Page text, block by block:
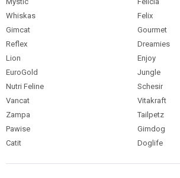
Whiskas
Felix
Gimcat
Gourmet
Reflex
Dreamies
Lion
Enjoy
EuroGold
Jungle
Nutri Feline
Schesir
Vancat
Vitakraft
Zampa
Tailpetz
Pawise
Gimdog
Catit
Doglife